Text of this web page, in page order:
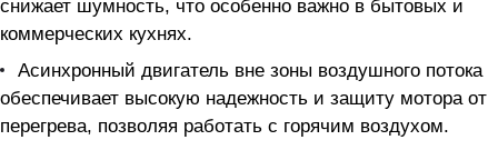
снижает шумность, что особенно важно в бытовых и
коммерческих кухнях.
Асинхронный двигатель вне зоны воздушного потока
обеспечивает высокую надежность и защиту мотора от
перегрева, позволяя работать с горячим воздухом.